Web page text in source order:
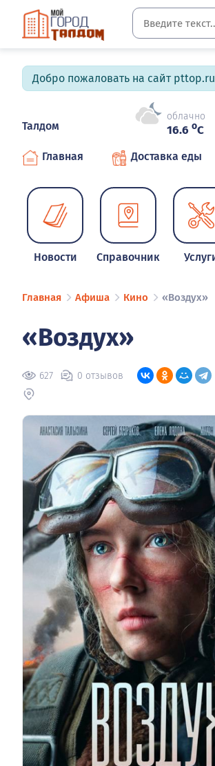
Добро пожаловать на сайт
Талдом
облачно
16.6 oC
Главная Доставка еды
Новости Справочник
Главная Афиша Кино «Воздух»
«Воздух»
627 0 отзывов